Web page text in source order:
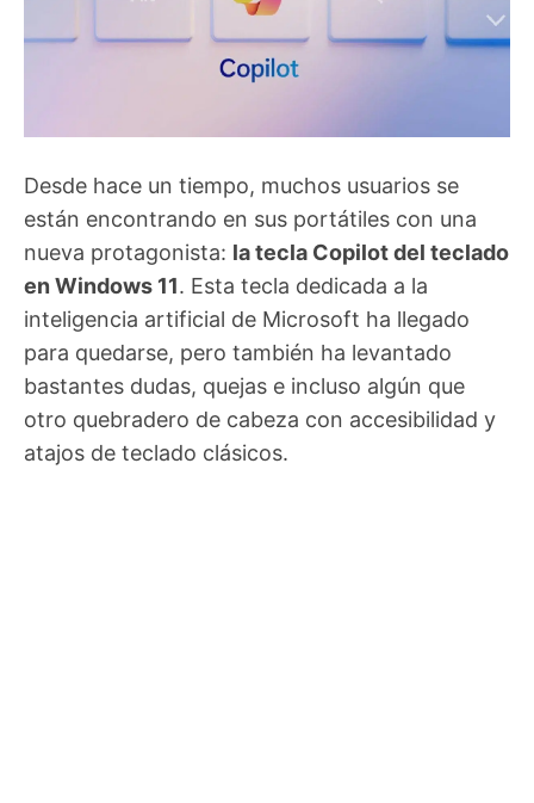
Desde hace un tiempo, muchos usuarios se
están encontrando en sus portátiles con una
nueva protagonista: la tecla Copilot del teclado
en Windows 11. Esta tecla dedicada a la
inteligencia artificial de Microsoft ha llegado
para quedarse, pero también ha levantado
bastantes dudas, quejas e incluso algún que
otro quebradero de cabeza con accesibilidad y
atajos de teclado clásicos.